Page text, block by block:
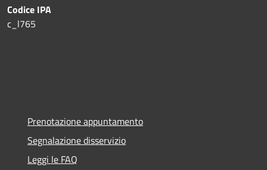
Codice IPA
c_l765
Prenotazione appuntamento
Segnalazione disservizio
Leggi le FAQ